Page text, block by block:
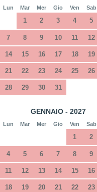
Lun Mar Mer Gio Ven Sab
1 2 3 4 5
7 8 9 10 11 12
14 15 16 17 18 19
21 22 23 24 25 26
28 29 30 31
GENNAIO - 2027
Lun Mar Mer Gio Ven Sab
1 2
4 5 6 7 8 9
11 12 13 14 15 16
18 19 20 21 22 23